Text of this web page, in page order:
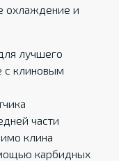
охлаждение и
лучшего
с клиновым
части
клина
карбидных